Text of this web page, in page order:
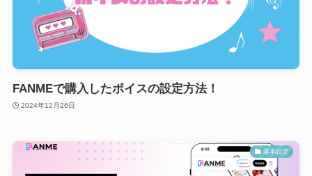
FANMEで購入したボイスの設定方法！
2024年12月26日
基本設定